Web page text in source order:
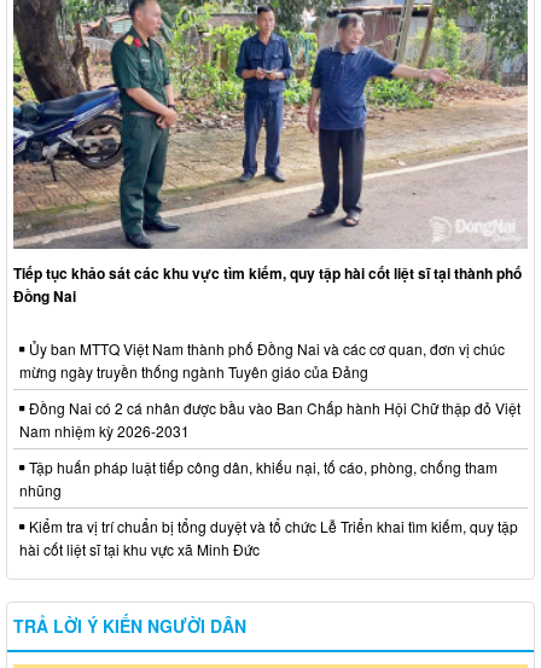
Tiếp tục khảo sát các khu vực tìm kiếm, quy tập hài cốt liệt sĩ tại thành phố
Đồng Nai
Ủy ban MTTQ Việt Nam thành phố Đồng Nai và các cơ quan, đơn vị chúc
mừng ngày truyền thống ngành Tuyên giáo của Đảng
Đồng Nai có 2 cá nhân được bầu vào Ban Chấp hành Hội Chữ thập đỏ Việt
Nam nhiệm kỳ 2026-2031
Tập huấn pháp luật tiếp công dân, khiếu nại, tố cáo, phòng, chống tham
nhũng
Kiểm tra vị trí chuẩn bị tổng duyệt và tổ chức Lễ Triển khai tìm kiếm, quy tập
hài cốt liệt sĩ tại khu vực xã Minh Đức
TRẢ LỜI Ý KIẾN NGƯỜI DÂN